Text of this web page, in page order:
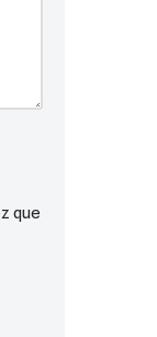
que